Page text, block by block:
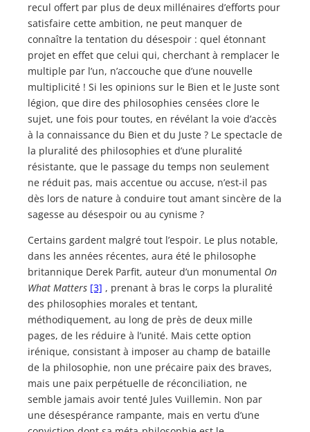
recul offert par plus de deux millénaires d’efforts pour
satisfaire cette ambition, ne peut manquer de
connaître la tentation du désespoir : quel étonnant
projet en effet que celui qui, cherchant à remplacer le
multiple par l’un, n’accouche que d’une nouvelle
multiplicité ! Si les opinions sur le Bien et le Juste sont
légion, que dire des philosophies censées clore le
sujet, une fois pour toutes, en révélant la voie d’accès
à la connaissance du Bien et du Juste ? Le spectacle de
la pluralité des philosophies et d’une pluralité
résistante, que le passage du temps non seulement
ne réduit pas, mais accentue ou accuse, n’est-il pas
dès lors de nature à conduire tout amant sincère de la
sagesse au désespoir ou au cynisme ?
Certains gardent malgré tout l’espoir. Le plus notable,
dans les années récentes, aura été le philosophe
britannique Derek Parfit, auteur d’un monumental On
What Matters [3] , prenant à bras le corps la pluralité
des philosophies morales et tentant,
méthodiquement, au long de près de deux mille
pages, de les réduire à l’unité. Mais cette option
irénique, consistant à imposer au champ de bataille
de la philosophie, non une précaire paix des braves,
mais une paix perpétuelle de réconciliation, ne
semble jamais avoir tenté Jules Vuillemin. Non par
une désespérance rampante, mais en vertu d’une